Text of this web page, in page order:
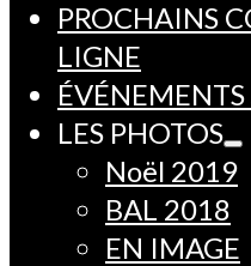
PROCHAINS
LIGNE
LES PHOTOS
Noël 2019
BAL 2018
EN IMAGE